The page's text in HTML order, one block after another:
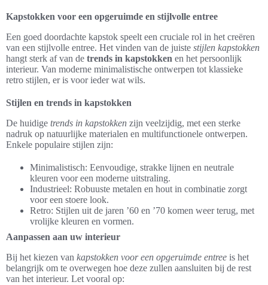
Kapstokken voor een opgeruimde en stijlvolle entree
Een goed doordachte kapstok speelt een cruciale rol in het creëren
van een stijlvolle entree. Het vinden van de juiste stijlen kapstokken
hangt sterk af van de trends in kapstokken en het persoonlijk
interieur. Van moderne minimalistische ontwerpen tot klassieke
retro stijlen, er is voor ieder wat wils.
Stijlen en trends in kapstokken
De huidige trends in kapstokken zijn veelzijdig, met een sterke
nadruk op natuurlijke materialen en multifunctionele ontwerpen.
Enkele populaire stijlen zijn:
Minimalistisch: Eenvoudige, strakke lijnen en neutrale
kleuren voor een moderne uitstraling.
Industrieel: Robuuste metalen en hout in combinatie zorgt
voor een stoere look.
Retro: Stijlen uit de jaren ’60 en ’70 komen weer terug, met
vrolijke kleuren en vormen.
Aanpassen aan uw interieur
Bij het kiezen van kapstokken voor een opgeruimde entree is het
belangrijk om te overwegen hoe deze zullen aansluiten bij de rest
van het interieur. Let vooral op: